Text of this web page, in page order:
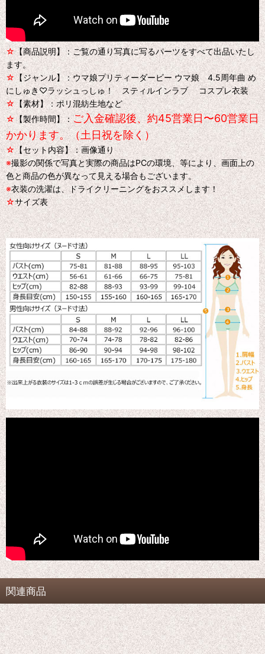
☆【商品説明】：ご覧の通り写真に写るパーツをすべて出品いたし
ます。
☆【ジャンル】：ウマ娘プリティーダービー ウマ娘 4.5周年曲 め
にしゅき♡ラッシュっしゅ！ スティルインラブ コスプレ衣装
☆【素材】：ポリ混紡生地など
☆【製作時間】：ご入金確認後、約45営業日〜60営業日
かかります。（土日祝を除く）
☆【セット内容】：画像通り
※撮影の関係で写真と実際の商品はPCの環境、等により、画面上の
色と商品の色が異なって見える場合もございます。
※衣装の洗濯は、ドライクリーニングをおススメします！
☆サイズ表
関連商品